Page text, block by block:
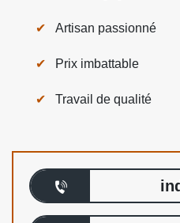
Artisan passionné
Prix imbattable
Travail de qualité